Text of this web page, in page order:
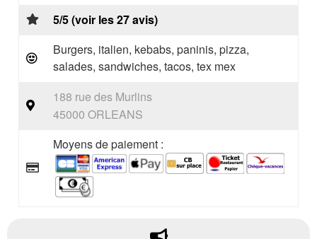
5/5 (voir les 27 avis)
Burgers, italien, kebabs, paninis, pizza,
salades, sandwiches, tacos, tex mex
188 rue des Murlins
45000 ORLEANS
Moyens de paiement :